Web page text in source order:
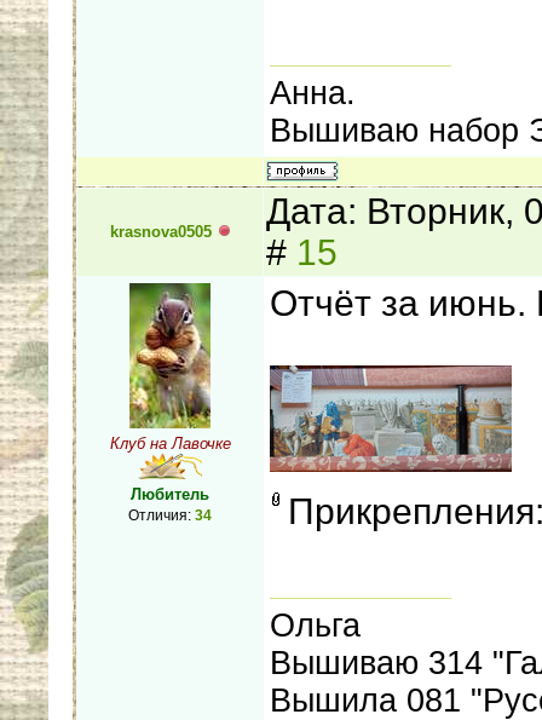
Анна.
Вышиваю набор
krasnova0505
Дата: Вторник,
# 15
Клуб на Лавочке
Любитель
Отличия: 34
Отчёт за
Ольга
Вышиваю 314
Вышила 081